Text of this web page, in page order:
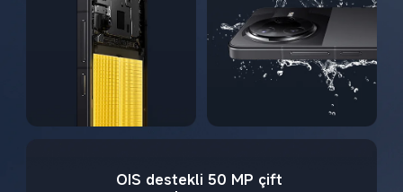
OIS destekli 50 MP çift